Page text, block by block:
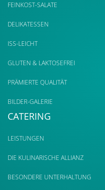
FEINKOST-SALATE
DELIKATESSEN
ISS-LEICHT
GLUTEN & LAKTOSEFREI
PRÄMIERTE QUALITÄT
BILDER-GALERIE
CATERING
LEISTUNGEN
DIE KULINARISCHE ALLIANZ
BESONDERE UNTERHALTUNG